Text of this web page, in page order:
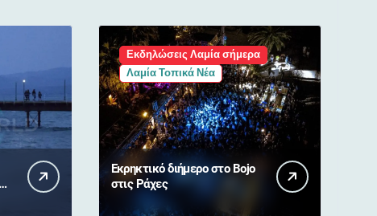
Εκδηλώσεις Λαμία σήμερα
Λαμία Τοπικά Νέα
Εκρηκτικό διήμερο στο Bojo
στις Ράχες